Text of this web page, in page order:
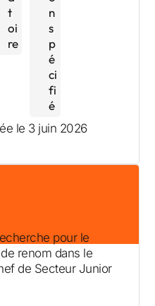
t
oi
re
n
s
p
é
ci
fi
é
le 3 juin 2026
pour le
renom dans le
de Secteur Junior